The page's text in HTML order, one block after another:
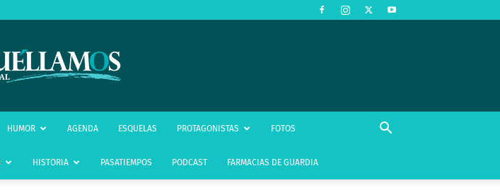
infoSocuéllamos
HUMOR AGENDA ESQUELAS PROTAGONISTAS FOTOS
HISTORIA PASATIEMPOS PODCAST FARMACIAS DE GUARDIA